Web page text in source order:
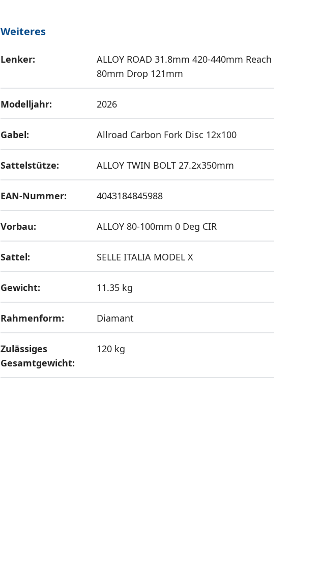
Weiteres
Lenker:
ALLOY ROAD 31.8mm 420-440mm Reach
80mm Drop 121mm
Modelljahr: 2026
Gabel: Allroad Carbon Fork Disc 12x100
Sattelstütze: ALLOY TWIN BOLT 27.2x350mm
EAN-Nummer: 4043184845988
Vorbau: ALLOY 80-100mm 0 Deg CIR
Sattel: SELLE ITALIA MODEL X
Gewicht: 11.35 kg
Rahmenform: Diamant
Zulässiges
Gesamtgewicht:
120 kg